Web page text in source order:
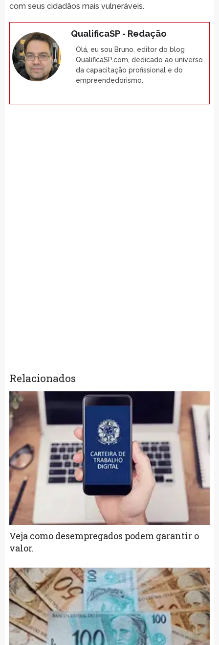
com seus cidadãos mais vulneráveis.
QualificaSP - Redação
Olá, eu sou Bruno, editor do blog
QualificaSP.com, dedicado ao universo
da capacitação profissional e do
empreendedorismo.
Relacionados
Veja como desempregados podem garantir o
valor.